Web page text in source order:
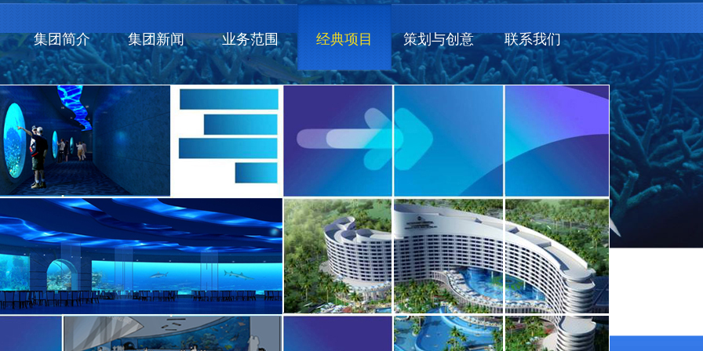
集团简介 集团新闻 业务范围 经典项目 策划与创意 联系我们